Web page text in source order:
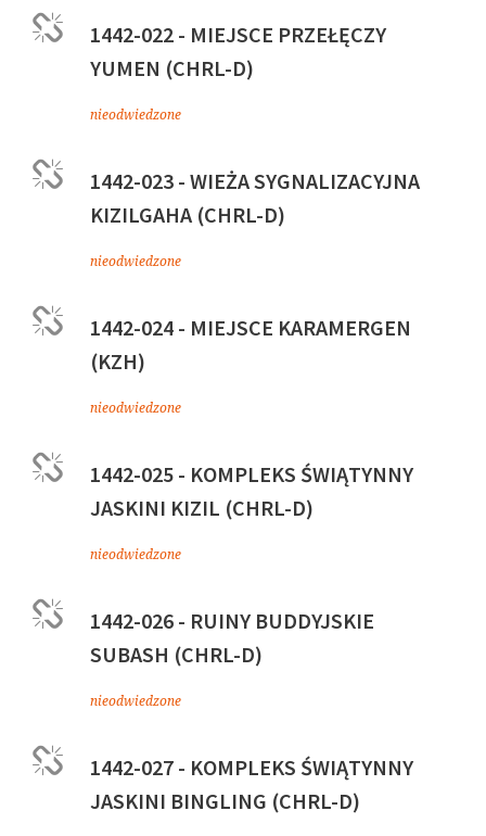
1442-022 - MIEJSCE PRZEŁĘCZY
YUMEN (CHRL-D)
nieodwiedzone
1442-023 - WIEŻA SYGNALIZACYJNA
KIZILGAHA (CHRL-D)
nieodwiedzone
1442-024 - MIEJSCE KARAMERGEN
(KZH)
nieodwiedzone
1442-025 - KOMPLEKS ŚWIĄTYNNY
JASKINI KIZIL (CHRL-D)
nieodwiedzone
1442-026 - RUINY BUDDYJSKIE
SUBASH (CHRL-D)
nieodwiedzone
1442-027 - KOMPLEKS ŚWIĄTYNNY
JASKINI BINGLING (CHRL-D)